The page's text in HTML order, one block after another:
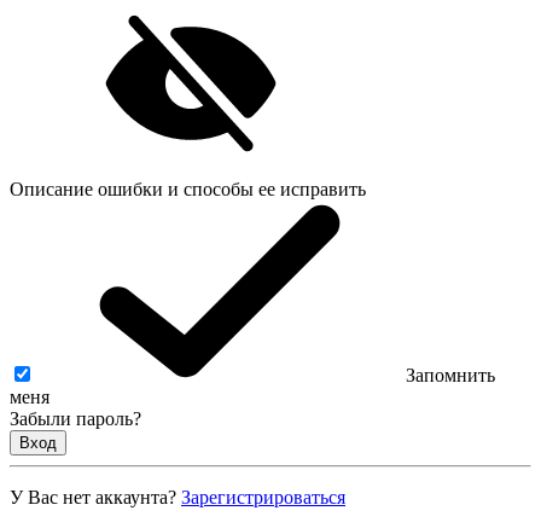
Описание ошибки и способы ее исправить
Запомнить
меня
Забыли пароль?
Вход
У Вас нет аккаунта? Зарегистрироваться